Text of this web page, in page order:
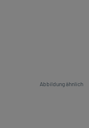
Abbildung ähnlich